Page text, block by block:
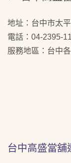
地址：台中市太
電話：04-2395-
服務地區：台中
台中高盛當舖